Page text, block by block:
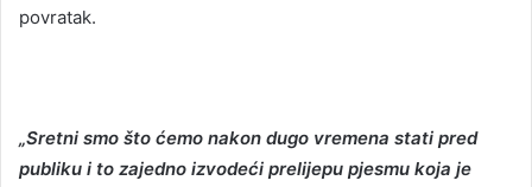
povratak.
„Sretni smo što ćemo nakon dugo vremena stati pred
publiku i to zajedno izvodeći prelijepu pjesmu koja je